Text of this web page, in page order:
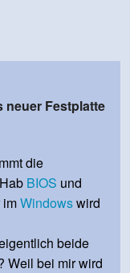
neuer Festplatte
die
BIOS und
imWindowswird
beide
Weil bei mir wird